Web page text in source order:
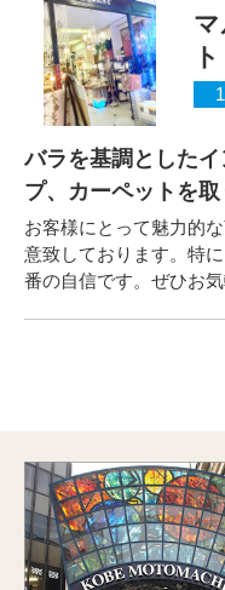
ト
バラを基調とした
プ、カーペットを
お客様にとって魅力的
意致しております。特
番の自信です。ぜひお